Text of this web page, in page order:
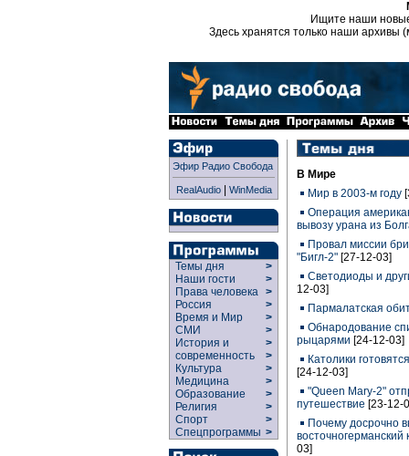
Ищите наши
Здесь хранятся только наши архивы
Эфир Радио Свобода
RealAudio| WinMedia
Темы дня
>
Наши гости
>
Права человека >
Россия
>
Время и Мир
>
СМИ
>
История и
современность
>
>
Культура
>
Медицина
>
Образование
>
Религия
>
Спорт
>
Спецпрограммы >
В Мире
Мир в 2003-м году
Операция
вывозу урана из
Провал миссии
"Бигл-2" [27-12-03]
Светодиоды и
12-03]
Пармалатская
Обнародование
рыцарями [24-12-03]
Католики
[24-12-03]
"Queen Mary-2"
путешествие [23-12-
Почему досрочно
03]